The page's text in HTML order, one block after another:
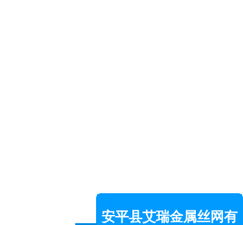
安平县艾瑞金属丝网有